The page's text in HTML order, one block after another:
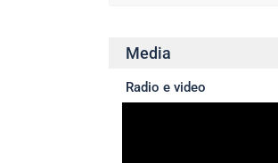
Media
Radio e video